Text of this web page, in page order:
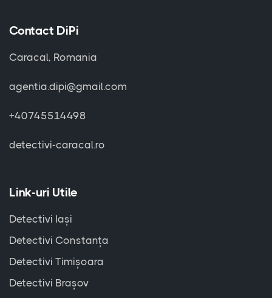
Contact DiPi
Caracal, Romania
agentia.dipi@gmail.com
+40745514498
detectivi-caracal.ro
Link-uri Utile
Detectivi Iași
Detectivi Constanța
Detectivi Timișoara
Detectivi Brașov